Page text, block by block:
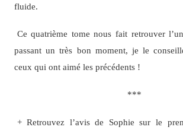
fluide.
Ce quatrième tome nous fait retrouver
passant un très bon moment, je le
ceux qui ont aimé les précédents !
***
+ Retrouvez l’avis de Sophie sur le